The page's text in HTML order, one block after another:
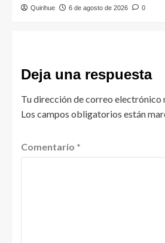
Quirihue 6 de agosto de 2026 0
Deja una respuesta
Tu dirección de correo electrónico
Los campos obligatorios están
Comentario *